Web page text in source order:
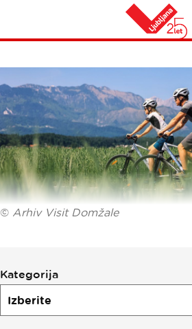
Domov
© Arhiv Visit Domžale
Filtriraj
po
kolesarskih
poteh
Kategorija